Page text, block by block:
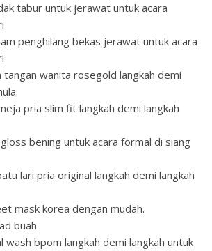
tabur untuk jerawat untuk acara
penghilang bekas jerawat untuk acara
tangan wanita rosegold langkah demi
pria slim fit langkah demi langkah
bening untuk acara formal di siang
lari pria original langkah demi langkah
mask korea dengan mudah.
buah
wash bpom langkah demi langkah untuk